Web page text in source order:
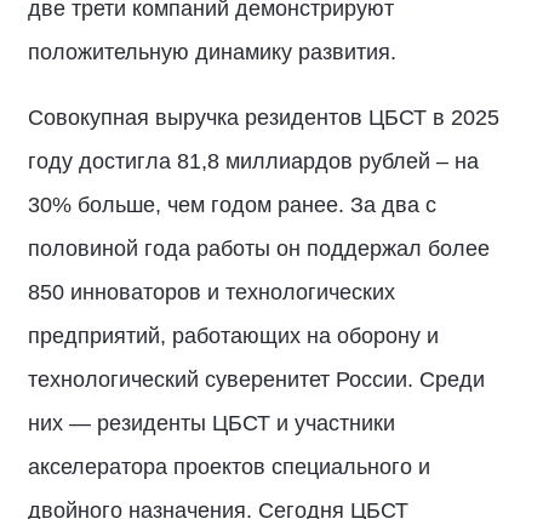
две трети компаний демонстрируют
положительную динамику развития.
Совокупная выручка резидентов ЦБСТ в 2025
году достигла 81,8 миллиардов рублей – на
30% больше, чем годом ранее. За два с
половиной года работы он поддержал более
850 инноваторов и технологических
предприятий, работающих на оборону и
технологический суверенитет России. Среди
них — резиденты ЦБСТ и участники
акселератора проектов специального и
двойного назначения. Сегодня ЦБСТ